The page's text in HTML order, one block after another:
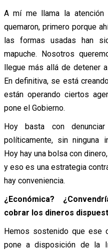
A mí me llama la
quemaron, primero porque
las formas usadas han
mapuche. Nosotros
llegue más allá de detener
En definitiva, se está
están operando ciertos
pone el Gobierno.
Hoy basta con
políticamente, sin ninguna
Hoy hay una bolsa con
y eso es una estrategia
hay conveniencia.
¿Económica?
cobrar los dineros
Hemos sostenido que ese
pone a disposición de la